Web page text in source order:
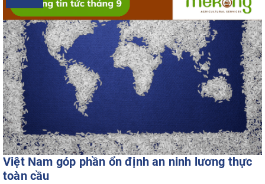
Việt Nam góp phần ổn định an ninh lương thực
toàn cầu